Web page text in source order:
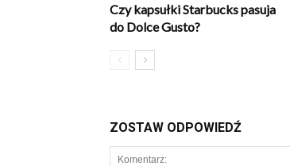
Czy kapsułki Starbucks pasuja
do Dolce Gusto?
ZOSTAW ODPOWIEDŹ